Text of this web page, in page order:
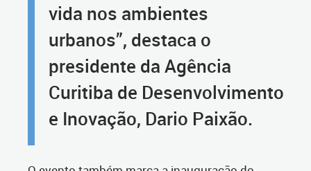
vida nos ambientes
urbanos”, destaca o
presidente da Agência
Curitiba de Desenvolvimento
e Inovação, Dario Paixão.